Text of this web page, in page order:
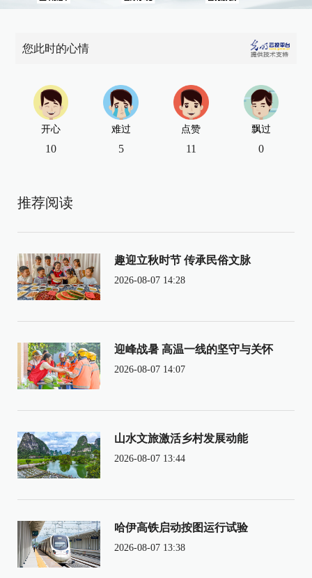
您此时的心情
开心
10
难过
5
点赞
11
飘过
0
推荐阅读
趣迎立秋时节 传承民俗文脉
2026-08-07 14:28
迎峰战暑 高温一线的坚守与关怀
2026-08-07 14:07
山水文旅激活乡村发展动能
2026-08-07 13:44
哈伊高铁启动按图运行试验
2026-08-07 13:38